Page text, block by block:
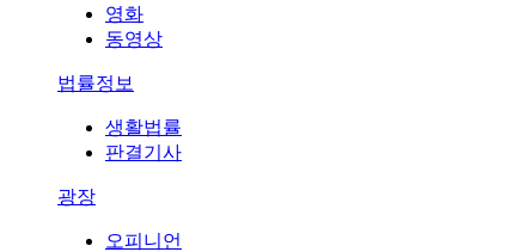
영화
동영상
법률정보
생활법률
판결기사
광장
오피니언